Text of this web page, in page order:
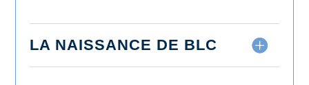
LA NAISSANCE DE BLC